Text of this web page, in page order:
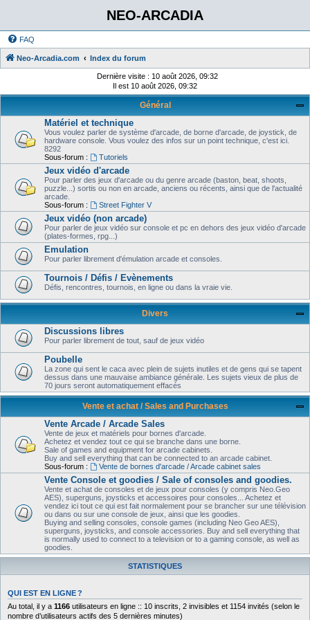
NEO-ARCADIA
FAQ
Neo-Arcadia.com Index du forum
Dernière visite : 10 août 2026, 09:32
Il est 10 août 2026, 09:32
Général
Matériel et technique
Vous voulez parler de système d'arcade, de borne d'arcade, de joystick, de
hardware console. Vous voulez des infos sur un point technique, c'est ici.
8292
Sous-forum :
Tutoriels
Jeux vidéo d'arcade
Pour parler des jeux d'arcade ou du genre arcade (baston, beat, shoots,
puzzle...) sortis ou non en arcade, anciens ou récents, ainsi que de l'actualité
arcade.
Sous-forum :
Street Fighter V
Jeux vidéo (non arcade)
Pour parler de jeux vidéo sur console et pc en dehors des jeux vidéo d'arcade
(plates-formes, rpg...)
Emulation
Pour parler librement d'émulation arcade et consoles.
Tournois / Défis / Evènements
Défis, rencontres, tournois, en ligne ou dans la vraie vie.
Divers
Discussions libres
Pour parler librement de tout, sauf de jeux vidéo
Poubelle
La zone qui sent le caca avec plein de sujets inutiles et de gens qui se tapent
dessus dans une mauvaise ambiance générale. Les sujets vieux de plus de
70 jours seront automatiquement effacés
Vente et achat / Sales and Purchases
Vente Arcade / Arcade Sales
Vente de jeux et matériels pour bornes d'arcade.
Achetez et vendez tout ce qui se branche dans une borne.
Sale of games and equipment for arcade cabinets.
Buy and sell everything that can be connected to an arcade cabinet.
Sous-forum :
Vente de bornes d'arcade / Arcade cabinet sales
Vente Console et goodies / Sale of consoles and goodies.
Vente et achat de consoles et de jeux pour consoles (y compris Neo.Geo
AES), superguns, joysticks et accessoires pour consoles... Achetez et
vendez ici tout ce qui est fait normalement pour se brancher sur une télévision
ou dans ou sur une console de jeux, ainsi que les goodies.
Buying and selling consoles, console games (including Neo Geo AES),
superguns, joysticks, and console accessories. Buy and sell everything that
is normally used to connect to a television or to a gaming console, as well as
goodies.
STATISTIQUES
QUI EST EN LIGNE ?
Au total, il y a 1166 utilisateurs en ligne :: 10 inscrits, 2 invisibles et 1154 invités (selon le
nombre d’utilisateurs actifs des 5 dernières minutes)